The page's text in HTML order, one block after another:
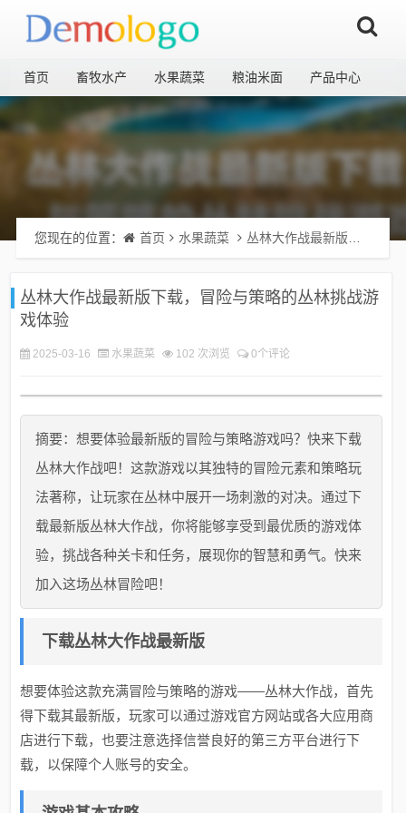
首页 畜牧水产 水果蔬菜 粮油米面 产品中心
您现在的位置： 首页 水果蔬菜 丛林大作战最新版下载，冒险与策略的丛林挑战游戏体验
丛林大作战最新版下载，冒险与策略的丛林挑战游
戏体验
2025-03-16 水果蔬菜 102 次浏览 0个评论
摘要：想要体验最新版的冒险与策略游戏吗？快来下载
丛林大作战吧！这款游戏以其独特的冒险元素和策略玩
法著称，让玩家在丛林中展开一场刺激的对决。通过下
载最新版丛林大作战，你将能够享受到最优质的游戏体
验，挑战各种关卡和任务，展现你的智慧和勇气。快来
加入这场丛林冒险吧！
下载丛林大作战最新版
想要体验这款充满冒险与策略的游戏——丛林大作战，首先
得下载其最新版，玩家可以通过游戏官方网站或各大应用商
店进行下载，也要注意选择信誉良好的第三方平台进行下
载，以保障个人账号的安全。